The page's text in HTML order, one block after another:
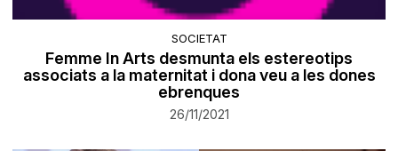
SOCIETAT
Femme In Arts desmunta els estereotips
associats a la maternitat i dona veu a les dones
ebrenques
26/11/2021